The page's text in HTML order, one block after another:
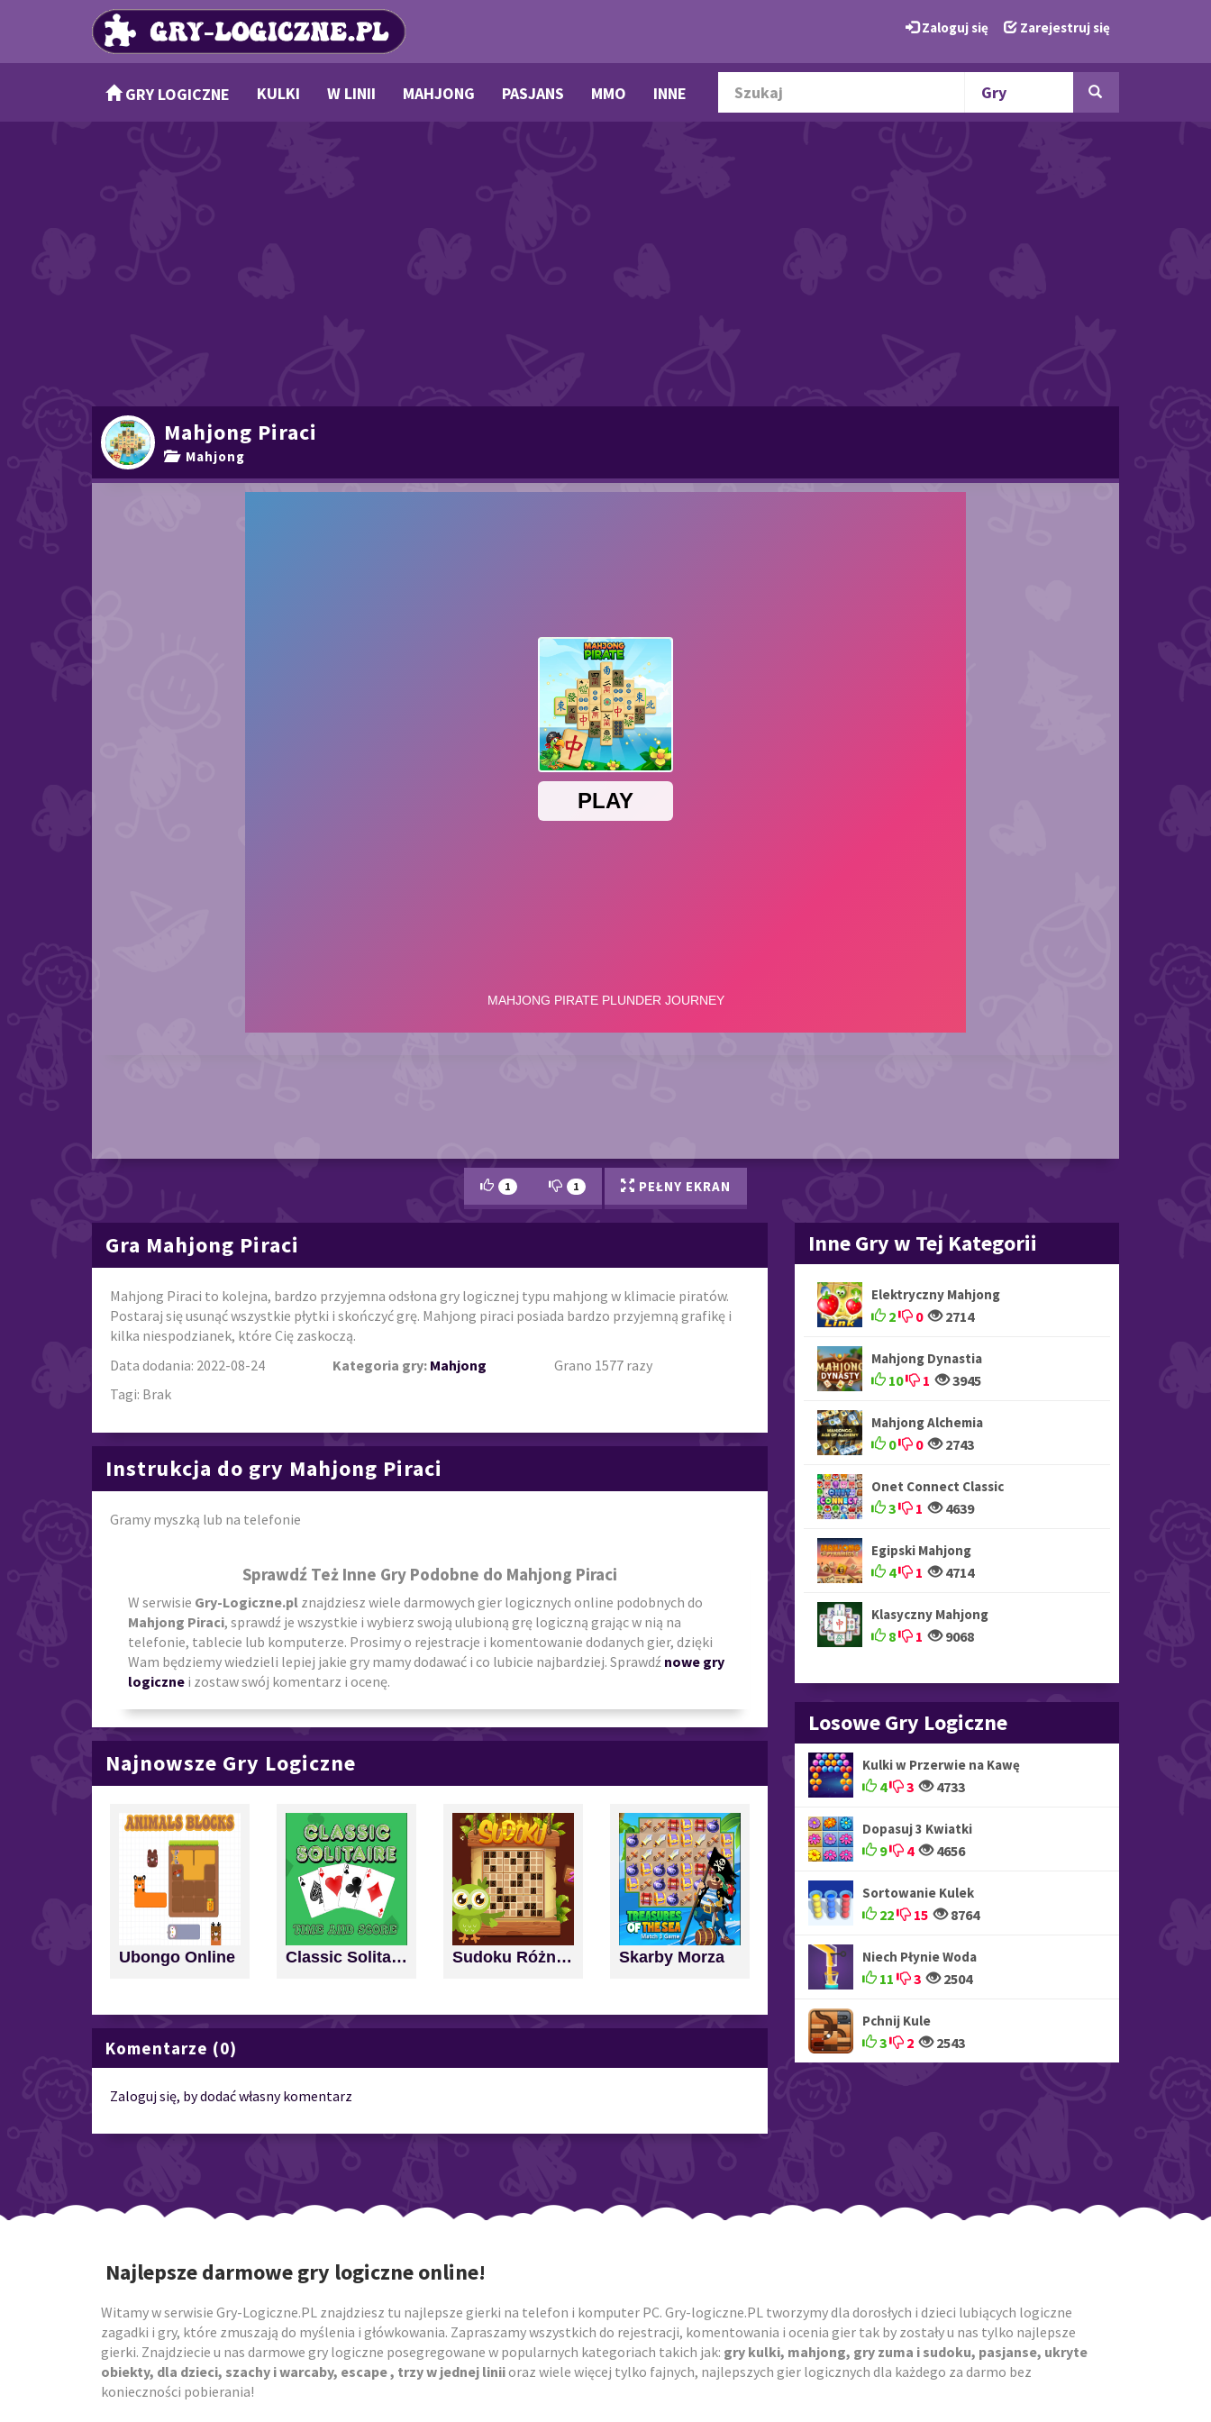
Zaloguj się Zarejestruj się
GRY LOGICZNE KULKI W LINII MAHJONG PASJANS MMO INNE
Mahjong Piraci
Mahjong
1 1 PEŁNY EKRAN
Inne Gry w Tej Kategorii
Elektryczny Mahjong
2 0 2714
Mahjong Dynastia
10 1 3945
Mahjong Alchemia
0 0 2743
Onet Connect Classic
3 1 4639
Egipski Mahjong
4 1 4714
Klasyczny Mahjong
8 1 9068
Losowe Gry Logiczne
Kulki w Przerwie na Kawę
4 3 4733
Dopasuj 3 Kwiatki
9 4 4656
Sortowanie Kulek
22 15 8764
Niech Płynie Woda
11 3 2504
Pchnij Kule
3 2 2543
Gra Mahjong Piraci
Mahjong Piraci to kolejna, bardzo przyjemna odsłona gry logicznej typu mahjong w klimacie piratów.
Postaraj się usunąć wszystkie płytki i skończyć grę. Mahjong piraci posiada bardzo przyjemną grafikę i
kilka niespodzianek, które Cię zaskoczą.
Data dodania: 2022-08-24
Kategoria gry: Mahjong
Grano 1577 razy
Tagi: Brak
Instrukcja do gry Mahjong Piraci
Gramy myszką lub na telefonie
Sprawdź Też Inne Gry Podobne do Mahjong Piraci
W serwisie Gry-Logiczne.pl znajdziesz wiele darmowych gier logicznych online podobnych do
Mahjong Piraci, sprawdź je wszystkie i wybierz swoją ulubioną grę logiczną grając w nią na
telefonie, tablecie lub komputerze. Prosimy o rejestracje i komentowanie dodanych gier, dzięki
Wam będziemy wiedzieli lepiej jakie gry mamy dodawać i co lubicie najbardziej. Sprawdź nowe gry
logiczne i zostaw swój komentarz i ocenę.
Najnowsze Gry Logiczne
Ubongo Online Classic Solitaire: Time and Score Sudoku Różne Poziomy Skarby Morza
Komentarze (0)
Zaloguj się, by dodać własny komentarz
Najlepsze darmowe gry logiczne online!
Witamy w serwisie Gry-Logiczne.PL znajdziesz tu najlepsze gierki na telefon i komputer PC. Gry-logiczne.PL tworzymy dla dorosłych i dzieci lubiących logiczne
zagadki i gry, które zmuszają do myślenia i główkowania. Zapraszamy wszystkich do rejestracji, komentowania i ocenia gier tak by zostały u nas tylko najlepsze
gierki. Znajdziecie u nas darmowe gry logiczne posegregowane w popularnych kategoriach takich jak: gry kulki, mahjong, gry zuma i sudoku, pasjanse, ukryte
obiekty, dla dzieci, szachy i warcaby, escape , trzy w jednej liniioraz wiele więcej tylko fajnych, najlepszych gier logicznych dla każdego za darmo bez
konieczności pobierania!